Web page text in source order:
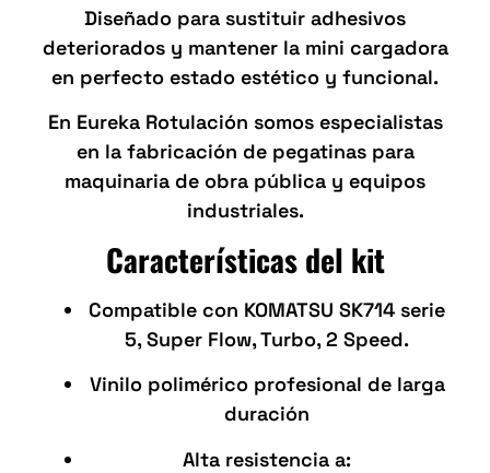
Diseñado para sustituir adhesivos
deteriorados y mantener la mini cargadora
en perfecto estado estético y funcional.
En Eureka Rotulación somos especialistas
en la fabricación de pegatinas para
maquinaria de obra pública y equipos
industriales.
Características del kit
Compatible con KOMATSU SK714 serie
5, Super Flow, Turbo, 2 Speed.
Vinilo polimérico profesional de larga
duración
Alta resistencia a: